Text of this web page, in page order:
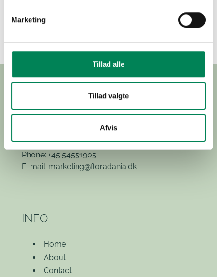
Marketing
Tillad alle
Tillad valgte
Afvis
your source. Do not hesitate to contact us meanwhile if
(Exit 52)
Phone: +45 54551905
E-mail: marketing@floradania.dk
INFO
Home
About
Contact